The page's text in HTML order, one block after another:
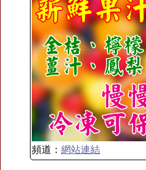
頻道： 網站連結